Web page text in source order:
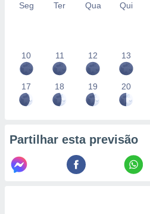
Seg Ter Qua Qui
10 11 12 13
17 18 19 20
Partilhar esta previsão